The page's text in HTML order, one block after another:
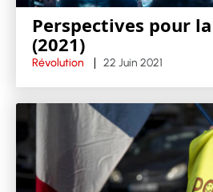
Perspectives pour
(2021)
Révolution 22 Juin 2021